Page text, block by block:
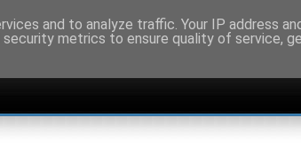
and to analyze traffic. Your IP address
metrics to ensure quality of service,